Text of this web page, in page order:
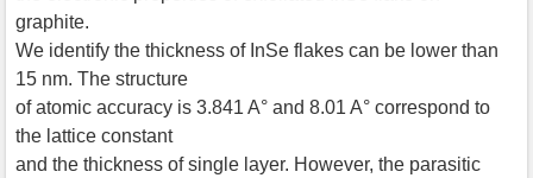
graphite.
We identify the thickness of InSe flakes can be lower than
15 nm. The structure
of atomic accuracy is 3.841 A° and 8.01 A° correspond to
the lattice constant
and the thickness of single layer. However, the parasitic